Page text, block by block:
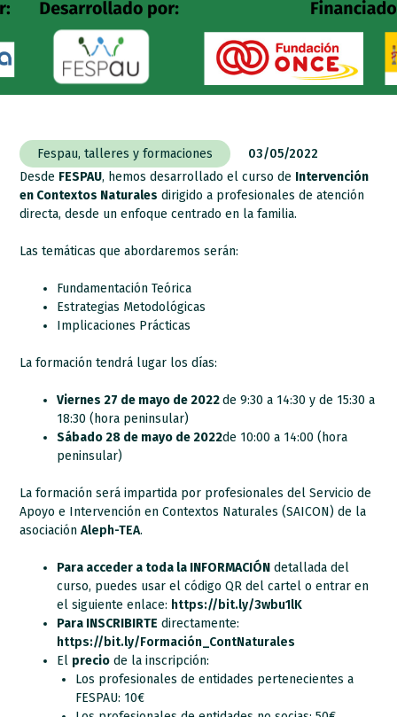
Fespau,talleres y formaciones
03/05/2022
Desde FESPAU, hemos desarrollado el curso de Intervención
en Contextos Naturales dirigido a profesionales de atención
directa, desde un enfoque centrado en la familia.
Las temáticas que abordaremos serán:
Fundamentación Teórica
Estrategias Metodológicas
Implicaciones Prácticas
La formación tendrá lugar los días:
Viernes 27 de mayo de 2022de 9:30 a 14:30 y de 15:30 a
18:30 (hora peninsular)
Sábado 28 de mayo de 2022de 10:00 a 14:00 (hora
peninsular)
La formación será impartida por profesionales del Servicio de
Apoyo e Intervención en Contextos Naturales (SAICON) de la
asociaciónAleph-TEA.
Para acceder a toda la INFORMACIÓN detallada del
curso, puedes usar el código QR del cartel o entrar en
el siguiente enlace: https://bit.ly/3wbu1lK
Para INSCRIBIRTE directamente:
https://bit.ly/Formación_ContNaturales
El precio de la inscripción:
Los profesionales de entidades pertenecientes a
FESPAU: 10€